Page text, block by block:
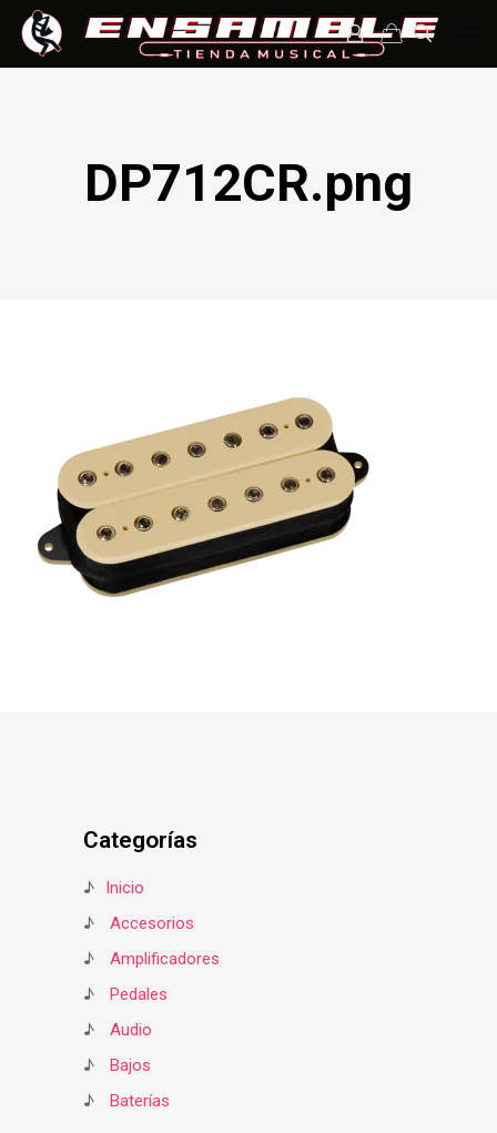
DP712CR.png
Categorías
♪
Inicio
♪
Accesorios
♪
Amplificadores
♪
Pedales
♪
Audio
♪
Bajos
♪
Baterías